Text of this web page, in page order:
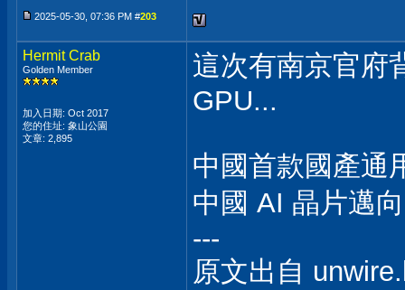
2025-05-30, 07:36 PM #203
Hermit Crab
Golden Member
加入日期: Oct 2017
您的住址: 象山公園
文章: 2,895
這次有南京官府
GPU...
中國首款國產通
中國 AI 晶片邁
---
原文出自